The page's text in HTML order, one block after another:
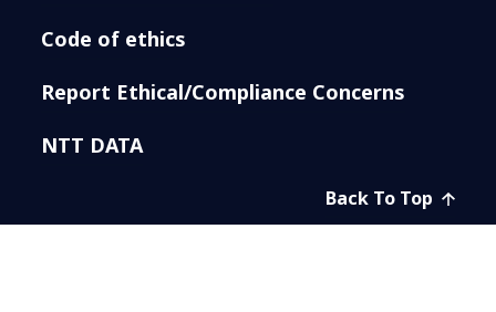
Code of ethics
Report Ethical/Compliance Concerns
NTT DATA
Back To Top